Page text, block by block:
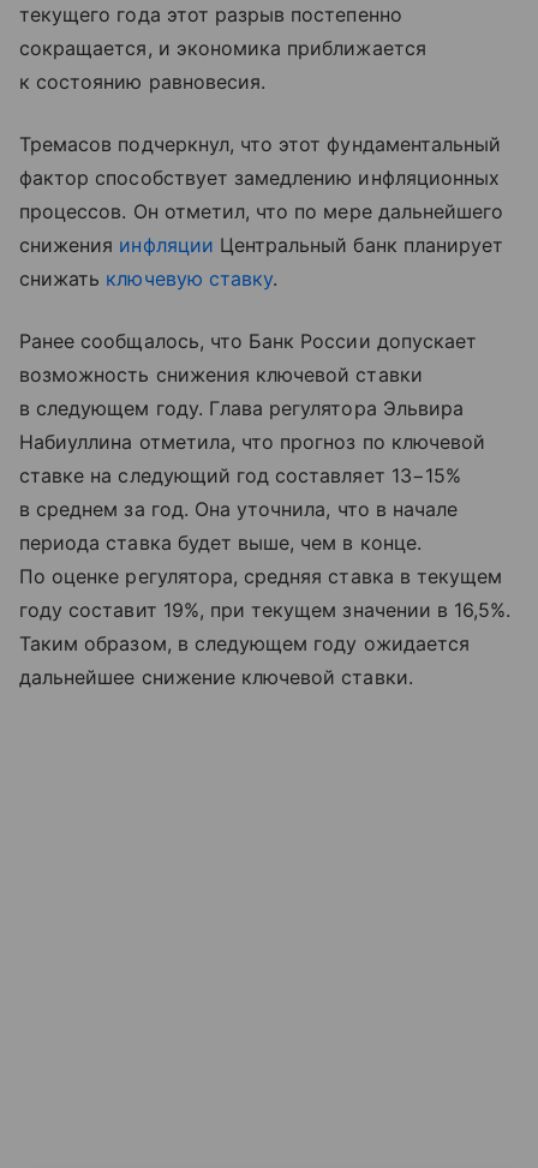
текущего года этот разрыв постепенно
сокращается, и экономика приближается
к состоянию равновесия.
Тремасов подчеркнул, что этот фундаментальный
фактор способствует замедлению инфляционных
процессов. Он отметил, что по мере дальнейшего
снижения инфляции Центральный банк планирует
снижать ключевую ставку.
Ранее сообщалось, что Банк России допускает
возможность снижения ключевой ставки
в следующем году. Глава регулятора Эльвира
Набиуллина отметила, что прогноз по ключевой
ставке на следующий год составляет 13−15%
в среднем за год. Она уточнила, что в начале
периода ставка будет выше, чем в конце.
По оценке регулятора, средняя ставка в текущем
году составит 19%, при текущем значении в 16,5%.
Таким образом, в следующем году ожидается
дальнейшее снижение ключевой ставки.